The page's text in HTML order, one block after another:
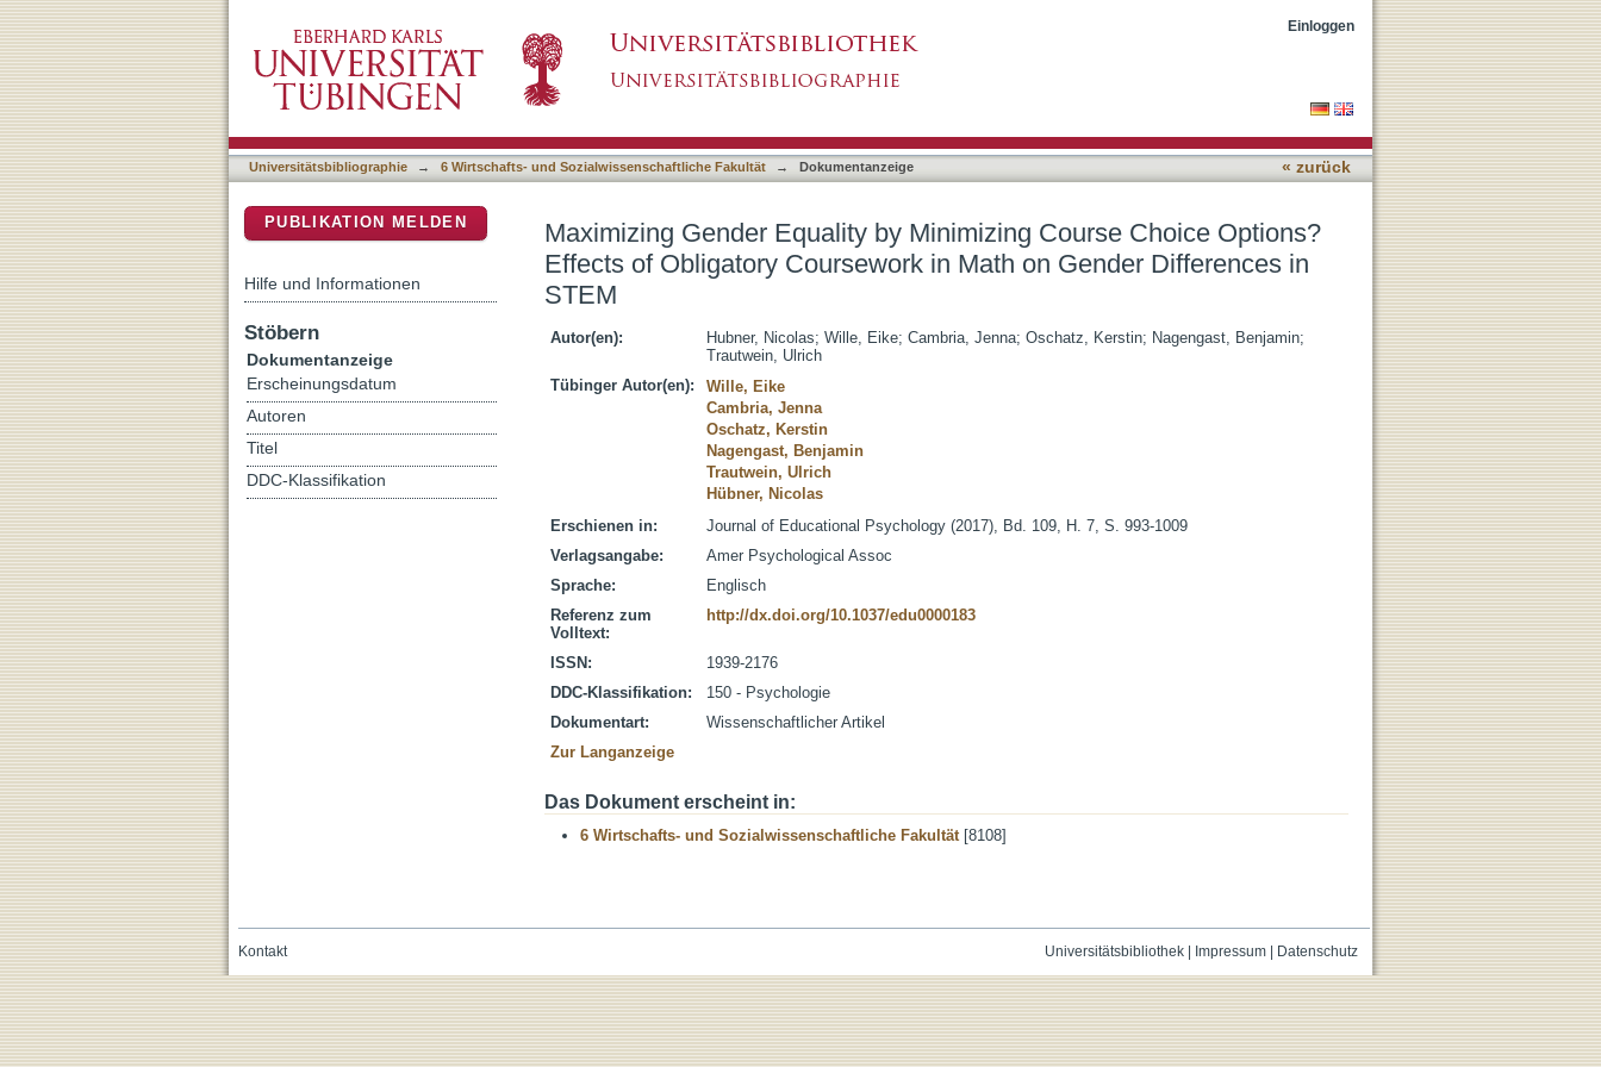
Coursework in Math on Gender Differences in STEM
Einloggen
Universitätsbibliographie → 6 Wirtschafts- und Sozialwissenschaftliche Fakultät → Dokumentanzeige « zurück
Maximizing Gender Equality by Minimizing Course Choice Options?
Effects of Obligatory Coursework in Math on Gender Differences in
STEM
Autor(en): Hubner, Nicolas; Wille, Eike; Cambria, Jenna; Oschatz, Kerstin; Nagengast, Benjamin;
Trautwein, Ulrich
Tübinger Autor(en):
Wille, Eike
Cambria, Jenna
Oschatz, Kerstin
Nagengast, Benjamin
Trautwein, Ulrich
Hübner, Nicolas
Erschienen in:
Journal of Educational Psychology (2017), Bd. 109, H. 7, S. 993-1009
Verlagsangabe:
Amer Psychological Assoc
Sprache:
Englisch
Referenz zum
Volltext:
http://dx.doi.org/10.1037/edu0000183
ISSN:
1939-2176
DDC-Klassifikation:
150 - Psychologie
Dokumentart:
Wissenschaftlicher Artikel
Zur Langanzeige
Das Dokument erscheint in:
6 Wirtschafts- und Sozialwissenschaftliche Fakultät[8108]
PUBLIKATION MELDEN
Hilfe und Informationen
Stöbern
Dokumentanzeige
Erscheinungsdatum
Autoren
Titel
DDC-Klassifikation
Universitätsbibliothek| Impressum| Datenschutz
Kontakt